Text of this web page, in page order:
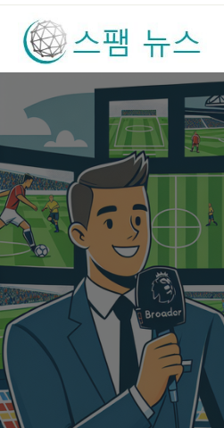
Skip
content
스팸 뉴스